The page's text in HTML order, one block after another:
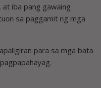
at iba pang gawaing
sa paggamit ng mga
para sa mga bata